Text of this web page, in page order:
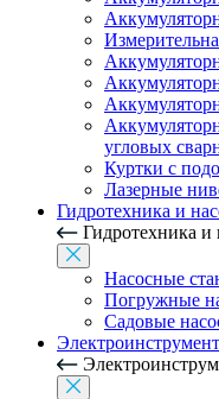
угловых
Куртки с
Лазерные
Гидротехника и
Гидротехника и
Насосные
Погружные
Садовые
Электроинструмент